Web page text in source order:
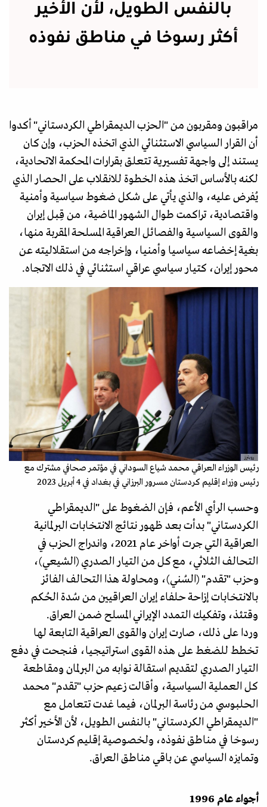
بالنفس الطويل، لأن الأخير
أكثر رسوخا في مناطق نفوذه
مراقبون ومقربون من "الحزب الديمقراطي الكردستاني" أكدوا
أن القرار السياسي الاستثنائي الذي اتخذه الحزب، وإن كان
يستند إلى واجهة تفسيرية تتعلق بقرارات المحكمة الاتحادية،
لكنه بالأساس اتخذ هذه الخطوة للانقلاب على الحصار الذي
يُفرض عليه، والذي يأتي على شكل ضغوط سياسية وأمنية
واقتصادية، تراكمت طوال الشهور الماضية، من قِبل إيران
والقوى السياسية والفصائل العراقية المسلحة المقربة منها،
بغية إخضاعه سياسيا وأمنيا، وإخراجه من استقلاليته عن
محور إيران، كتيار سياسي عراقي استثنائي في ذلك الاتجاه.
رويترز
رئيس الوزراء العراقي محمد شياع السوداني في مؤتمر صحافي مشترك مع
رئيس وزراء إقليم كردستان مسرور البرزاني في بغداد في 4 أبريل 2023
وحسب الرأي الأعم، فإن الضغوط على "الديمقراطي
الكردستاني" بدأت بعد ظهور نتائج الانتخابات البرلمانية
العراقية التي جرت أواخر عام 2021، واندراج الحزب في
التحالف الثلاثي، مع كل من التيار الصدري (الشيعي)،
وحزب "تقدم" (السُني)، ومحاولة هذا التحالف الفائز
بالانتخابات إزاحة حلفاء إيران العراقيين من سُدة الحُكم
وقتئذ، وتفكيك التمدد الإيراني المسلح ضمن العراق.
وردا على ذلك، صارت إيران والقوى العراقية التابعة لها
تخطط للضغط على هذه القوى استراتيجيا، فنجحت في دفع
التيار الصدري لتقديم استقالة نوابه من البرلمان ومقاطعة
كل العملية السياسية، وأقالت زعيم حزب "تقدم" محمد
الحلبوسي من رئاسة البرلمان، فيما غدت تتعامل مع
"الديمقراطي الكردستاني" بالنفس الطويل، لأن الأخير أكثر
رسوخا في مناطق نفوذه، ولخصوصية إقليم كردستان
وتمايزه السياسي عن باقي مناطق العراق.
أجواء عام 1996